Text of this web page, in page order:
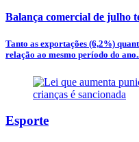
Balança comercial de julho
Tanto as exportações (6,2%)
relação ao mesmo período do
Esporte